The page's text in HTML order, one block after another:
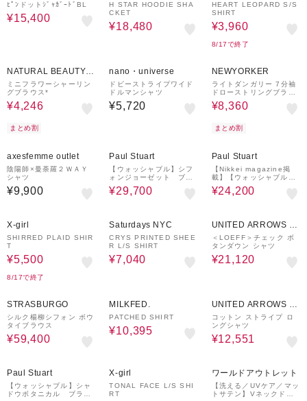
ﾋﾟﾝドットｼﾞｬｶﾞｰﾄﾞBL
¥15,400
H STAR HOODIE SHA
CKET
¥18,480
HEART LEOPARD S/S
SHIRT
¥3,960
8/17で終了
NATURAL BEAUTY B
ASIC
ミニフラワーシャーリン
グブラウス*
¥4,246
まとめ割
nano・universe
ドビーストライプワイド
ドルマンシャツ
¥5,720
NEWYORKER
ライトダンガリー 7分袖
ドローストリングブラウ
ス
¥8,360
まとめ割
axesfemme outlet
陰陽師×曼荼羅２ＷＡＹ
シャツ
¥9,900
Paul Stuart
【ウォッシャブル】シフ
ォンジョーゼット ブラ
ウス
¥29,700
Paul Stuart
【Nikkei magazine掲
載】【ウォッシャブル】
ソフトジョーゼット ブ
ラウス
¥24,200
X-girl
SHIRRED PLAID SHIR
T
¥5,500
8/17で終了
Saturdays NYC
CRYS PRINTED SHEE
R L/S SHIRT
¥7,040
UNITED ARROWS O
UTLET
＜LOEFF＞チェック ボ
タンダウン シャツ
¥21,120
STRASBURGO
シルク楊柳シフォン ボウ
タイブラウス
¥59,400
MILKFED.
PATCHED SHIRT
¥10,395
UNITED ARROWS O
UTLET
コットン ストライプ ロ
ングシャツ
¥12,551
Paul Stuart
【ウォッシャブル】シャ
ドウボタニカル ブラウ
X-girl
TONAL FACE L/S SHI
RT
ワールドアウトレット
【洗える／UVケア／マッ
トサテン】Vネックドル